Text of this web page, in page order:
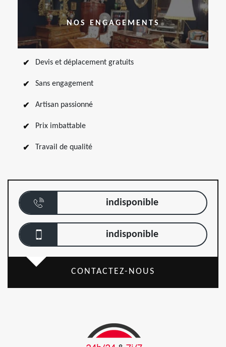
NOS ENGAGEMENTS
Devis et déplacement gratuits
Sans engagement
Artisan passionné
Prix imbattable
Travail de qualité
indisponible
indisponible
CONTACTEZ-NOUS